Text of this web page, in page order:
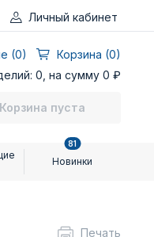
Личный кабинет
(0)
Корзина (0)
0, на сумму 0 ₽
Корзина пуста
Новинки
81
Печать